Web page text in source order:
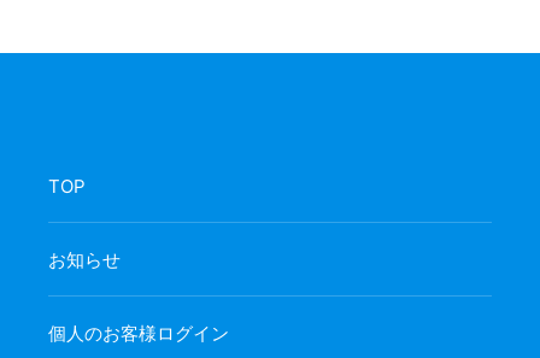
TOP
お知らせ
個人のお客様ログイン